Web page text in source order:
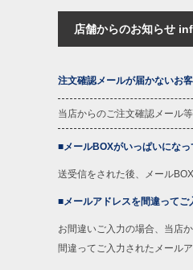
店舗からのお知らせ
注文確認メールが届かないお
当店からのご注文確認メール
■メールBOXがいっぱいになっ
送受信をされた後、メール
■メールアドレスを間違ってご
お間違いご入力の場合、当店
間違ってご入力されたメール